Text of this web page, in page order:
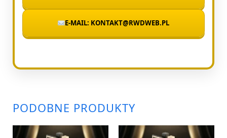
E-MAIL: KONTAKT@RWDWEB.PL
PODOBNE PRODUKTY